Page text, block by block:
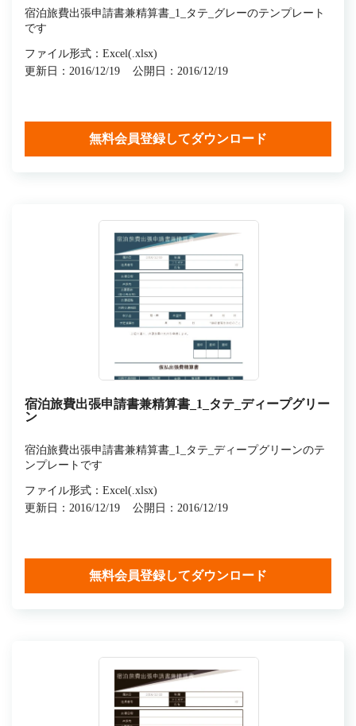
宿泊旅費出張申請書兼精算書_1_タテ_グレーのテンプレート
です
ファイル形式：Excel(.xlsx)
更新日：2016/12/19
公開日：2016/12/19
無料会員登録してダウンロード
宿泊旅費出張申請書兼精算書_1_タテ_ディープグリー
ン
宿泊旅費出張申請書兼精算書_1_タテ_ディープグリーンのテ
ンプレートです
ファイル形式：Excel(.xlsx)
更新日：2016/12/19
公開日：2016/12/19
無料会員登録してダウンロード